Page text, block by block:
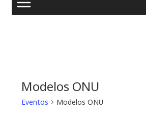
Modelos ONU
Eventos Modelos ONU